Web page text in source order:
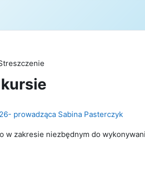
prowadząca Sabina Pasterczyk
w zakresie niezbędnym do